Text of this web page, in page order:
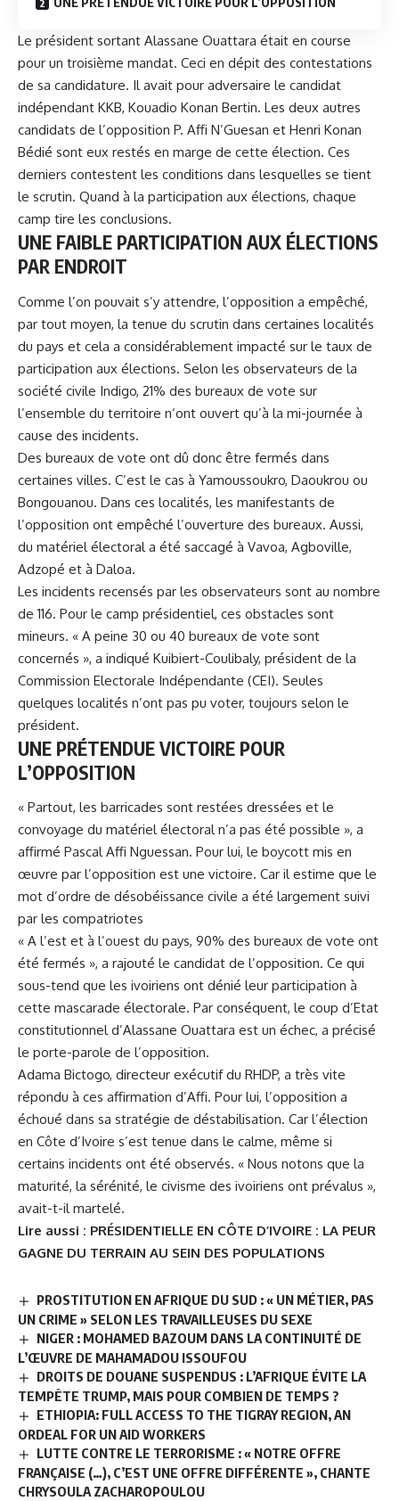
Le président sortant Alassane Ouattara était en course
pour un troisième mandat. Ceci en dépit des contestations
de sa candidature. Il avait pour adversaire le candidat
indépendant KKB, Kouadio Konan Bertin. Les deux autres
candidats de l’opposition P. Affi N’Guesan et Henri Konan
Bédié sont eux restés en marge de cette élection. Ces
derniers contestent les conditions dans lesquelles se tient
le scrutin. Quand à la participation aux élections, chaque
camp tire les conclusions.
UNE FAIBLE PARTICIPATION AUX ÉLECTIONS
PAR ENDROIT
Comme l’on pouvait s’y attendre, l’opposition a empêché,
par tout moyen, la tenue du scrutin dans certaines localités
du pays et cela a considérablement impacté sur le taux de
participation aux élections. Selon les observateurs de la
société civile Indigo, 21% des bureaux de vote sur
l’ensemble du territoire n’ont ouvert qu’à la mi-journée à
cause des incidents.
Des bureaux de vote ont dû donc être fermés dans
certaines villes. C’est le cas à Yamoussoukro, Daoukrou ou
Bongouanou. Dans ces localités, les manifestants de
l’opposition ont empêché l’ouverture des bureaux. Aussi,
du matériel électoral a été saccagé à Vavoa, Agboville,
Adzopé et à Daloa.
Les incidents recensés par les observateurs sont au nombre
de 116. Pour le camp présidentiel, ces obstacles sont
mineurs. « A peine 30 ou 40 bureaux de vote sont
concernés », a indiqué Kuibiert-Coulibaly, président de la
Commission Electorale Indépendante (CEI). Seules
quelques localités n’ont pas pu voter, toujours selon le
président.
UNE PRÉTENDUE VICTOIRE POUR
L’OPPOSITION
« Partout, les barricades sont restées dressées et le
convoyage du matériel électoral n’a pas été possible », a
affirmé Pascal Affi Nguessan. Pour lui, le boycott mis en
œuvre par l’opposition est une victoire. Car il estime que le
mot d’ordre de désobéissance civile a été largement suivi
par les compatriotes
« A l’est et à l’ouest du pays, 90% des bureaux de vote ont
été fermés », a rajouté le candidat de l’opposition. Ce qui
sous-tend que les ivoiriens ont dénié leur participation à
cette mascarade électorale. Par conséquent, le coup d’Etat
constitutionnel d’Alassane Ouattara est un échec, a précisé
le porte-parole de l’opposition.
Adama Bictogo, directeur exécutif du RHDP, a très vite
répondu à ces affirmation d’Affi. Pour lui, l’opposition a
échoué dans sa stratégie de déstabilisation. Car l’élection
en Côte d’Ivoire s’est tenue dans le calme, même si
certains incidents ont été observés. « Nous notons que la
maturité, la sérénité, le civisme des ivoiriens ont prévalus »,
avait-t-il martelé.
Lire aussi : PRÉSIDENTIELLE EN CÔTE D’IVOIRE : LA PEUR
GAGNE DU TERRAIN AU SEIN DES POPULATIONS
PROSTITUTION EN AFRIQUE DU SUD : « UN MÉTIER, PAS
UN CRIME » SELON LES TRAVAILLEUSES DU SEXE
NIGER : MOHAMED BAZOUM DANS LA CONTINUITÉ DE
L’ŒUVRE DE MAHAMADOU ISSOUFOU
DROITS DE DOUANE SUSPENDUS : L’AFRIQUE ÉVITE LA
TEMPÊTE TRUMP, MAIS POUR COMBIEN DE TEMPS ?
ETHIOPIA: FULL ACCESS TO THE TIGRAY REGION, AN
ORDEAL FOR UN AID WORKERS
LUTTE CONTRE LE TERRORISME : « NOTRE OFFRE
FRANÇAISE (…), C’EST UNE OFFRE DIFFÉRENTE », CHANTE
CHRYSOULA ZACHAROPOULOU